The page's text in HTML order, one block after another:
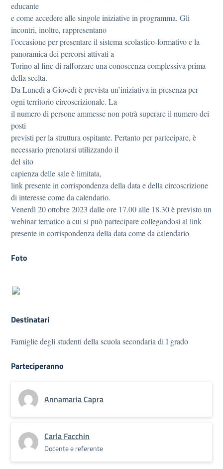
educante
e come accedere alle singole iniziative in programma. Gli
incontri, inoltre, rappresentano
l’occasione per presentare il sistema scolastico-formativo e la
panoramica dei percorsi attivati a
Torino al fine di rafforzare una conoscenza complessiva prima
della scelta.
Da Lunedì a Giovedì è prevista un’iniziativa in presenza per
ogni territorio circoscrizionale. La
il numero di persone ammesse non potrà superare il numero dei
posti
previsti per la struttura ospitante. Pertanto per partecipare, è
necessario prenotarsi utilizzando il
del sito
capienza delle sale è limitata,
link presente in corrispondenza della data e della circoscrizione
di interesse come da calendario.
Venerdì 20 ottobre 2023 dalle ore 17.00 alle 18.30 è previsto un
webinar tematico a cui si può partecipare collegandosi al link
presente in corrispondenza della data come da calendario
Foto
Destinatari
Famiglie degli studenti della scuola secondaria di I grado
Parteciperanno
Annamaria Capra
Carla Facchin
Docente e referente